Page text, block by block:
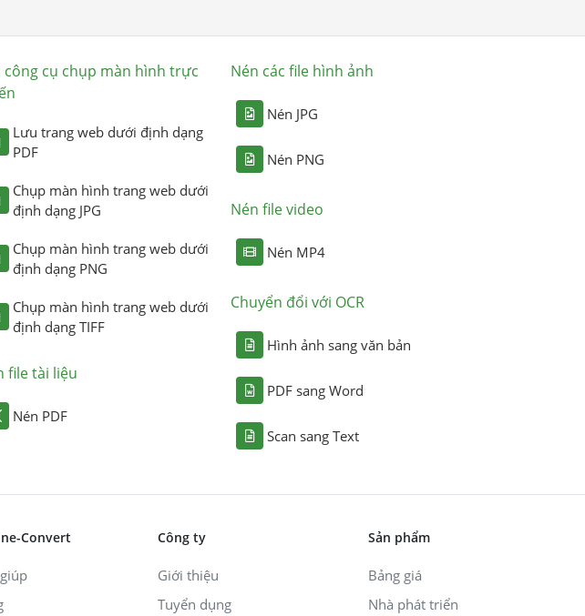
công cụ chụp màn hình trực
Lưu trang web dưới định dạng
PDF
Chụp màn hình trang web dưới
định dạng JPG
Chụp màn hình trang web dưới
định dạng PNG
Chụp màn hình trang web dưới
định dạng TIFF
file tài liệu
Nén PDF
Nén các file hình ảnh
Nén JPG
Nén PNG
Nén file video
Nén MP4
Chuyển đổi với OCR
Hình ảnh sang văn bản
PDF sang Word
Scan sang Text
Convert Công ty
Giới thiệu
Tuyển dụng
Sản phẩm
Bảng giá
Nhà phát triển